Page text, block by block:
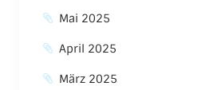
Mai 2025
April 2025
März 2025